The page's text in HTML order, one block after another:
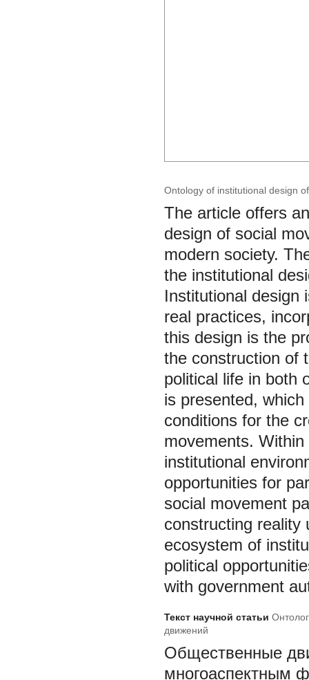
Ontology of institutional design
The article offers
design of social
modern society.
the institutional
Institutional design
real practices,
this design is the
the construction of
political life in both
is presented,
conditions for the
movements.
institutional
opportunities for
social movement
constructing reality
ecosystem of
political
with government
Текст научной статьи
движений
Общественные
многоаспектным